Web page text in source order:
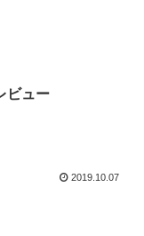
ビュー
2019.10.07